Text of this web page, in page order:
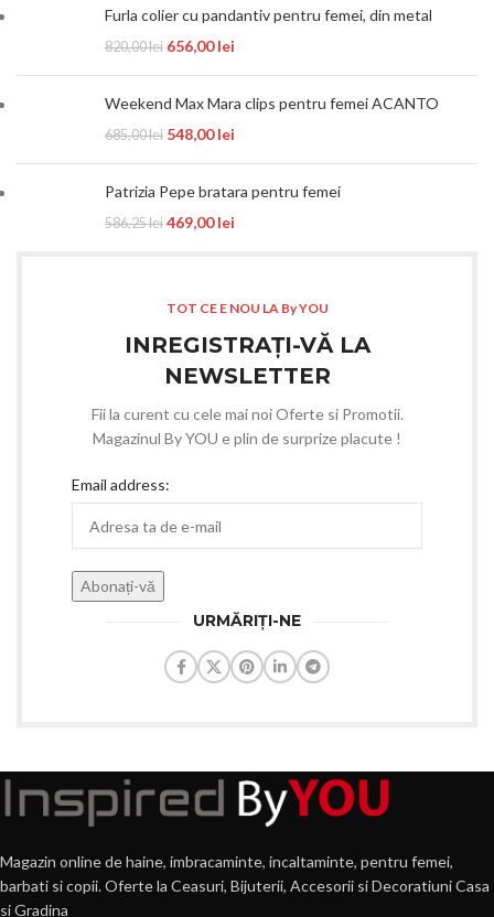
Furla colier cu pandantiv pentru femei, din metal
820,00lei 656,00lei
Weekend Max Mara clips pentru femei ACANTO
685,00lei 548,00lei
Patrizia Pepe bratara pentru femei
586,25lei 469,00lei
TOT CE E NOU LA By YOU
INREGISTRAȚI-VĂ LA
NEWSLETTER
Fii la curent cu cele mai noi Oferte si Promotii.
Magazinul By YOU e plin de surprize placute !
Email address:
URMĂRIȚI-NE
Magazin online de haine, imbracaminte, incaltaminte, pentru femei,
barbati si copii. Oferte la Ceasuri, Bijuterii, Accesorii si Decoratiuni Casa
si Gradina